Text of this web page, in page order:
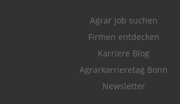
Agrar Job suchen
Firmen entdecken
Karriere Blog
Agrarkarrieretag Bonn
Newsletter